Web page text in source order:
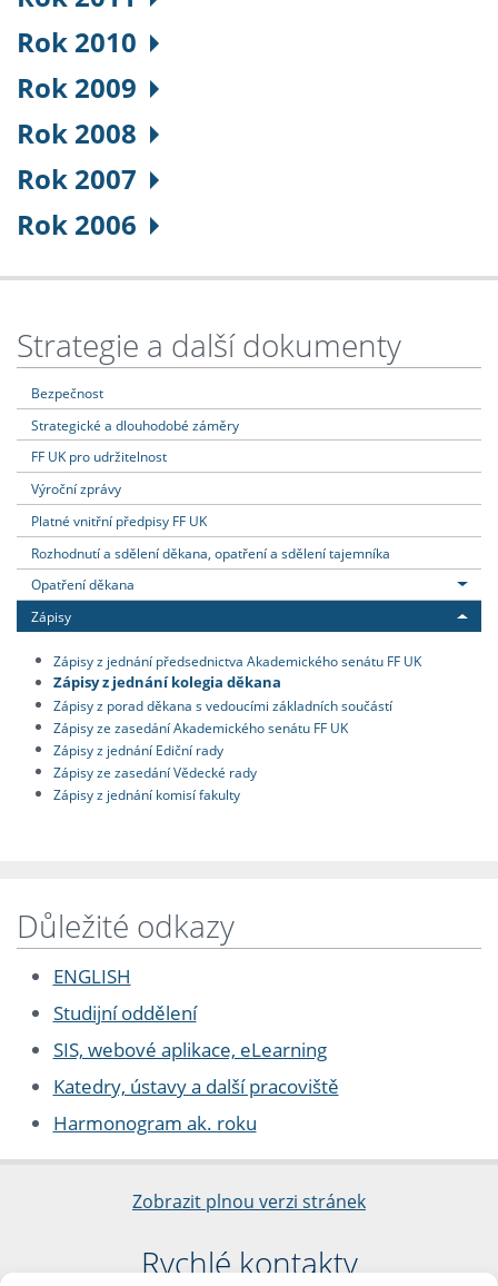
Rok 2010
Rok 2009
Rok 2008
Rok 2007
Rok 2006
Strategie a další dokumenty
Bezpečnost
Strategické a dlouhodobé záměry
FF UK pro udržitelnost
Výroční zprávy
Platné vnitřní předpisy FF UK
Rozhodnutí a sdělení děkana, opatření a sdělení tajemníka
Opatření děkana
Zápisy
Zápisy z jednání předsednictva Akademického senátu FF UK
Zápisy z jednání kolegia děkana
Zápisy z porad děkana s vedoucími základních součástí
Zápisy ze zasedání Akademického senátu FF UK
Zápisy z jednání Ediční rady
Zápisy ze zasedání Vědecké rady
Zápisy z jednání komisí fakulty
Důležité odkazy
ENGLISH
Studijní oddělení
SIS, webové aplikace, eLearning
Katedry, ústavy a další pracoviště
Harmonogram ak. roku
Zobrazit plnou verzi stránek
Rychlé kontakty